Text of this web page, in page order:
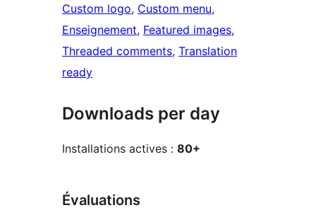
Custom logo, Custom menu
Enseignement, Featured images
Threaded comments, Translation
ready
Downloads per day
Installations actives : 80+
Évaluations